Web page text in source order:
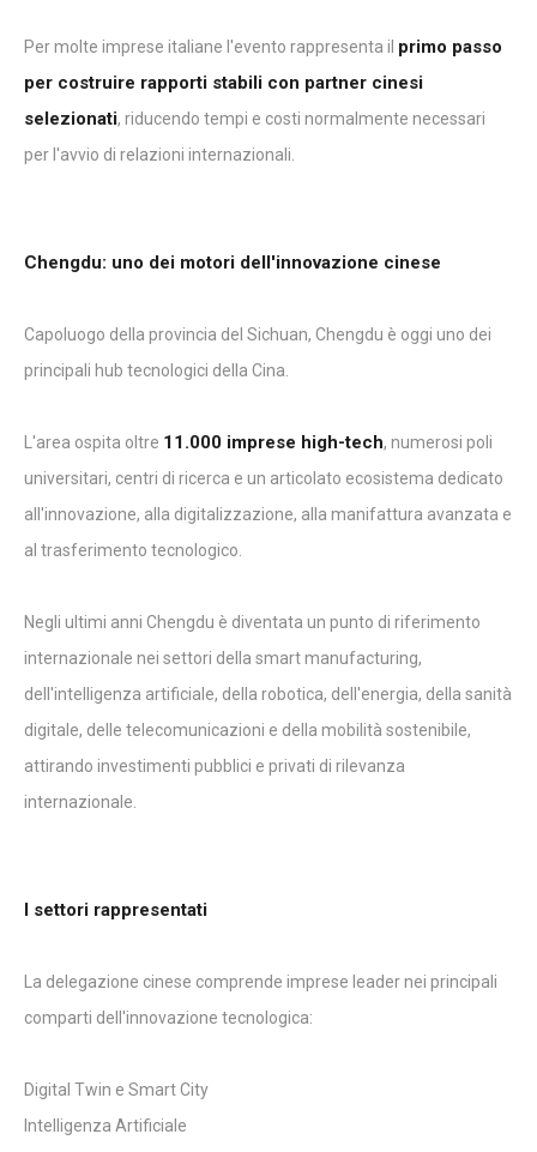
Per molte imprese italiane l'evento rappresenta il primo passo
per costruire rapporti stabili con partner cinesi
selezionati, riducendo tempi e costi normalmente necessari
per l'avvio di relazioni internazionali.
Chengdu: uno dei motori dell'innovazione cinese
Capoluogo della provincia del Sichuan, Chengdu è oggi uno dei
principali hub tecnologici della Cina.
L'area ospita oltre 11.000 imprese high-tech, numerosi poli
universitari, centri di ricerca e un articolato ecosistema dedicato
all'innovazione, alla digitalizzazione, alla manifattura avanzata e
al trasferimento tecnologico.
Negli ultimi anni Chengdu è diventata un punto di riferimento
internazionale nei settori della smart manufacturing,
dell'intelligenza artificiale, della robotica, dell'energia, della sanità
digitale, delle telecomunicazioni e della mobilità sostenibile,
attirando investimenti pubblici e privati di rilevanza
internazionale.
I settori rappresentati
La delegazione cinese comprende imprese leader nei principali
comparti dell'innovazione tecnologica:
Digital Twin e Smart City
Intelligenza Artificiale